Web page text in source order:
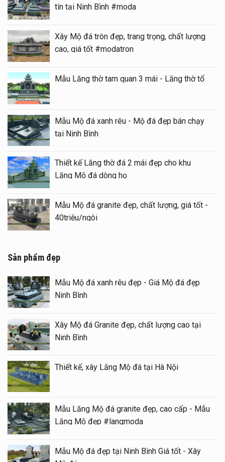
tín tại Ninh Bình #moda
Xây Mộ đá tròn đẹp, trang trọng, chất lượng
cao, giá tốt #modatron
Mẫu Lăng thờ tam quan 3 mái - Lăng thờ tổ
Mẫu Mộ đá xanh rêu - Mộ đá đẹp bán chạy
tại Ninh Bình
Thiết kế Lăng thờ đá 2 mái đẹp cho khu
Lăng Mộ đá dòng họ
Mẫu Mộ đá granite đẹp, chất lượng, giá tốt -
40triệu/ngôi
Sản phẩm đẹp
Mẫu Mộ đá xanh rêu đẹp - Giá Mộ đá đẹp
Ninh Bình
Xây Mộ đá Granite đẹp, chất lượng cao tại
Ninh Bình
Thiết kế, xây Lăng Mộ đá tại Hà Nội
Mẫu Lăng Mộ đá granite đẹp, cao cấp - Mẫu
Lăng Mộ đẹp #langmoda
Mẫu Mộ đá đẹp tại Ninh Bình Giá tốt - Xây